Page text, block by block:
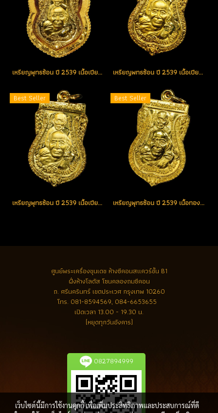
เหรียญพุทธซ้อน ปี 2539 เนื้อเปียกทองพ่นทราย ตอกโค้ด แจกกรรมการ องค์ที่ 2 (โชว์) เหรียญพทธซ้อน ปี 2539 เนื้อเปียกทองพ่นทราย ตอกโค้ด แจกกรรมการ หายากสุด องค์ที่ 1 (โทรถาม)
Best Seller
เหรียญพุทธซ้อน ปี 2539 เนื้อเปียกทองพ่นทราย ตอกโค้ด แจกกรรมการ องค์ที่ 3 (ขายแล้ว)
Best Seller
เหรียญพุทธซ้อน ปี 2539 เนื้อทองคำ หมายเลข 105 (ขายแล้ว)
ศูนย์พระเครื่องขุนเดช ห้างซีคอนสแควร์ชั้น B1
ฝั่งห้างโลตัส โซนคลองถมซีคอน
ถ. ศรีนครินทร์ เขตประเวศ กรุงเทพ 10260
โทร. 081-8594569, 084-6653655
เปิดเวลา 13.00 - 19.30 น.
(หยุดทุกวันอังคาร)
0827894999
เว็บไซต์นี้มีการใช้งานคุกกี้ เพื่อเพิ่มประสิทธิภาพและประสบการณ์ที่ดี